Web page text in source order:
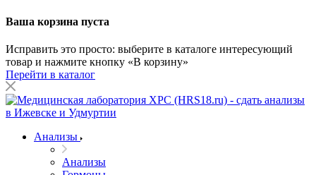
Ваша корзина пуста
Исправить это просто: выберите в каталоге интересующий
товар и нажмите кнопку «В корзину»
Перейти в каталог
Анализы
Анализы